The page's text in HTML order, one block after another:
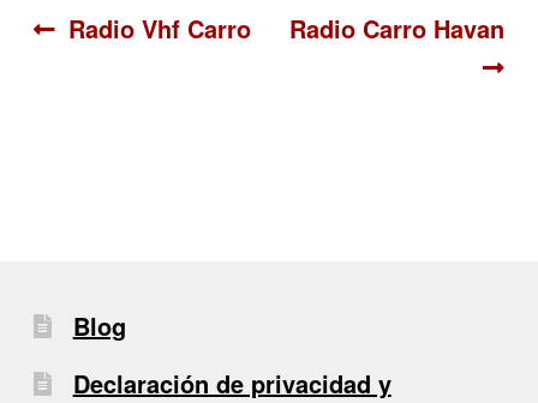
Navegación
Anterior:
Radio Vhf Carro Siguiente:
Radio Carro Havan
Blog
Declaración de privacidad y